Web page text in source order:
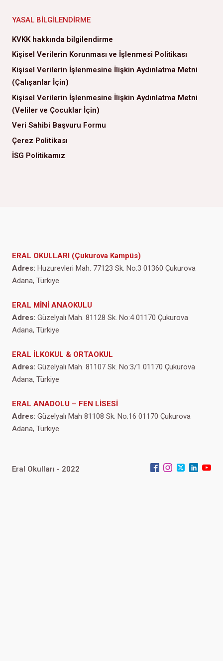
YASAL BILGILENDIRME
KVKK hakkında bilgilendirme
Kişisel Verilerin Korunması ve İşlenmesi Politikası
Kişisel Verilerin İşlenmesine İlişkin Aydınlatma Metni
(Çalışanlar İçin)
Kişisel Verilerin İşlenmesine İlişkin Aydınlatma Metni
(Veliler ve Çocuklar İçin)
Veri Sahibi Başvuru Formu
Çerez Politikası
İSG Politikamız
ERAL OKULLARI (Çukurova Kampüs)
Adres: Huzurevleri Mah. 77123 Sk. No:3 01360 Çukurova
Adana, Türkiye
ERAL MİNİ ANAOKULU
Adres: Güzelyalı Mah. 81128 Sk. No:4 01170 Çukurova
Adana, Türkiye
ERAL İLKOKUL & ORTAOKUL
Adres: Güzelyalı Mah. 81107 Sk. No:3/1 01170 Çukurova
Adana, Türkiye
ERAL ANADOLU – FEN LİSESİ
Adres: Güzelyalı Mah 81108 Sk. No:16 01170 Çukurova
Adana, Türkiye
Eral Okulları - 2022